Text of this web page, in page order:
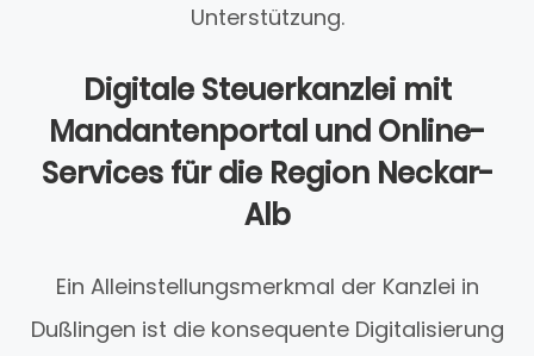
Unterstützung.
Digitale Steuerkanzlei mit
Mandantenportal und Online-
Services für die Region Neckar-
Alb
Ein Alleinstellungsmerkmal der Kanzlei in
Dußlingen ist die konsequente Digitalisierung